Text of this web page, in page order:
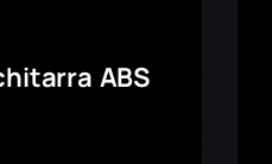
ABS